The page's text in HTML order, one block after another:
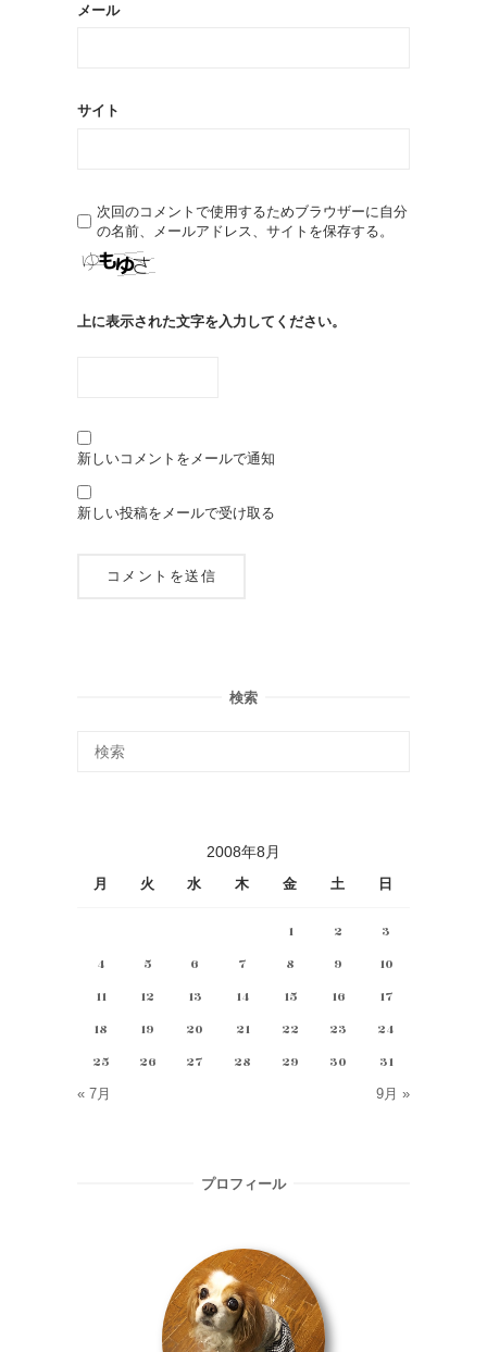
メール
サイト
次回のコメントで使用するためブラウザーに自分
の名前、メールアドレス、サイトを保存する。
上に表示された文字を入力してください。
新しいコメントをメールで通知
新しい投稿をメールで受け取る
検索
2008年8月
月 火 水 木 金 土 日
1 2
3
4
5 6 7 8 9
10
11
12 13 14 15 16
17
18
19 20 21 22 23
24
25
26 27 28 29 30 31
« 7月 9月 »
プロフィール